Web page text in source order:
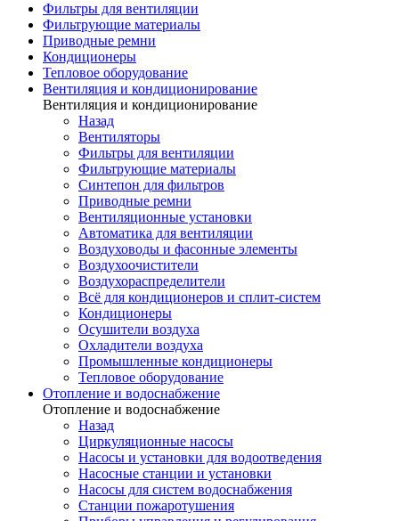
Фильтры для вентиляции
Фильтрующие материалы
Приводные ремни
Кондиционеры
Тепловое оборудование
Вентиляция и кондиционирование
Вентиляция и кондиционирование
Назад
Вентиляторы
Фильтры для вентиляции
Фильтрующие материалы
Синтепон для фильтров
Приводные ремни
Вентиляционные установки
Автоматика для вентиляции
Воздуховоды и фасонные элементы
Воздухоочистители
Воздухораспределители
Всё для кондиционеров и сплит-систем
Кондиционеры
Осушители воздуха
Охладители воздуха
Промышленные кондиционеры
Тепловое оборудование
Отопление и водоснабжение
Отопление и водоснабжение
Назад
Циркуляционные насосы
Насосы и установки для водоотведения
Насосные станции и установки
Насосы для систем водоснабжения
Станции пожаротушения